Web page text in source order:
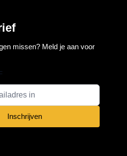
missen? Meld je aan voor
Inschrijven